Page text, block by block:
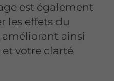
est également
les effets du
ainsi
votre clarté